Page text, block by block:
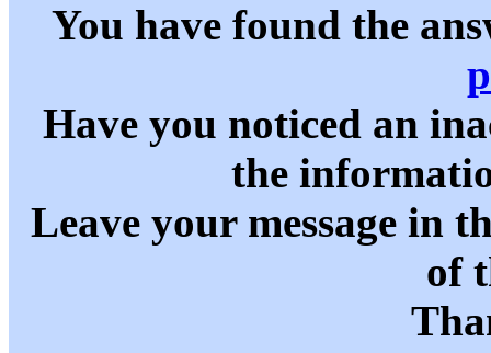
You have found the
Have you noticed an
the
Leave your message in
of